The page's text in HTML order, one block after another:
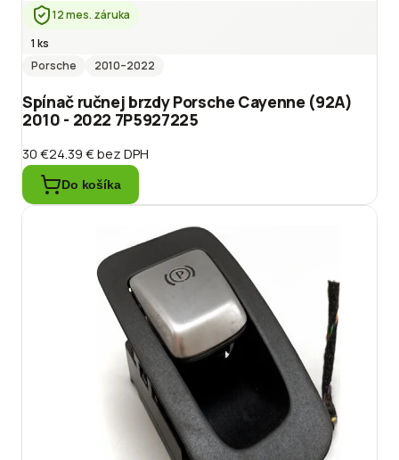
12 mes. záruka
1 ks
Porsche
2010–2022
Spínač ručnej brzdy Porsche Cayenne (92A)
2010 - 2022 7P5927225
30 €24.39 €bez DPH
Do košíka